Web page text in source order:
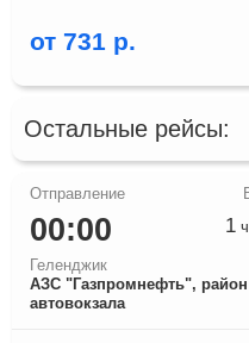
от 731 р.
Остальные рейсы:
00:00
Геленджик
АЗС "Газпромнефть", район
автовокзала
1 ч